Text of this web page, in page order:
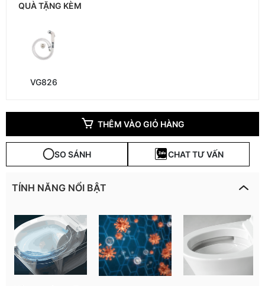
QUÀ TẶNG KÈM
VG826
THÊM VÀO GIỎ HÀNG
SO SÁNH CHAT TƯ VẤN
TÍNH NĂNG NỔI BẬT